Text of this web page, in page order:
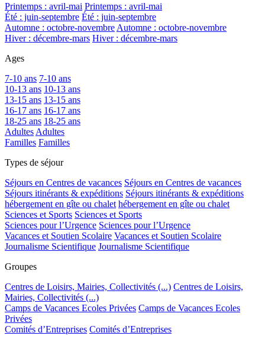
Printemps : avril-mai Printemps : avril-mai
Été : juin-septembre Été : juin-septembre
Automne : octobre-novembre Automne : octobre-novembre
Hiver : décembre-mars Hiver : décembre-mars
Ages
7-10 ans 7-10 ans
10-13 ans 10-13 ans
13-15 ans 13-15 ans
16-17 ans 16-17 ans
18-25 ans 18-25 ans
Adultes Adultes
Familles Familles
Types de séjour
Séjours en Centres de vacances Séjours en Centres de vacances
Séjours itinérants & expéditions Séjours itinérants & expéditions
hébergement en gîte ou chalet hébergement en gîte ou chalet
Sciences et Sports Sciences et Sports
Sciences pour l’Urgence Sciences pour l’Urgence
Vacances et Soutien Scolaire Vacances et Soutien Scolaire
Journalisme Scientifique Journalisme Scientifique
Groupes
Centres de Loisirs, Mairies, Collectivités (...) Centres de Loisirs,
Mairies, Collectivités (...)
Camps de Vacances Ecoles Privées Camps de Vacances Ecoles
Privées
Comités d’Entreprises Comités d’Entreprises